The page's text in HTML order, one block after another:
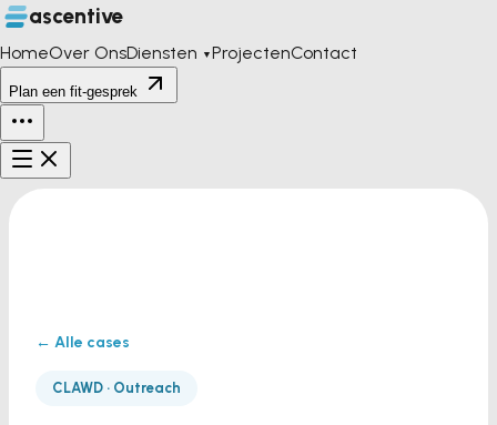
ascentive
HomeOver OnsDiensten ▼ProjectenContact
Plan een fit-gesprek
← Alle cases
CLAWD · Outreach